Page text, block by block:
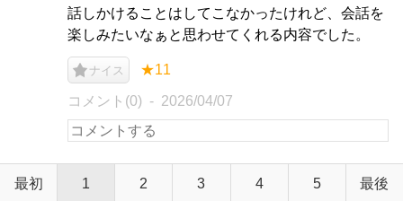
話しかけることはしてこなかったけれど、会話を
楽しみたいなぁと思わせてくれる内容でした。
ナイス ★11
コメント(0) 2026/04/07
最初 1 2 3 4 5 最後